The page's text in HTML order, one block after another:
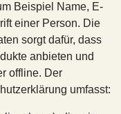
Beispiel Name, E-
einer Person. Die
sorgt dafür, dass
anbieten und
offline. Der
umfasst: